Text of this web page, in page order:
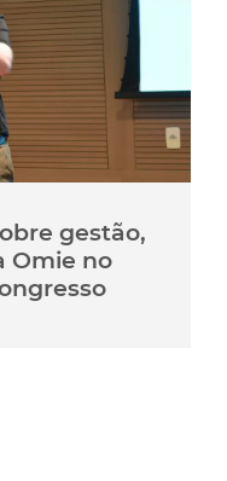
gestão,
Omie no